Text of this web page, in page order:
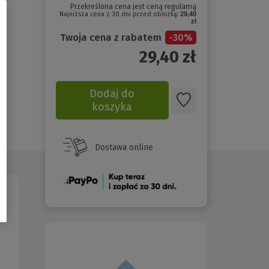
Przekreślona cena jest ceną regularną
Najniższa cena z 30 dni przed obniżką: 29,40
zł
Twoja cena z rabatem -30%
29,40 zł
Dodaj do
koszyka
Dostawa online
(Nowe